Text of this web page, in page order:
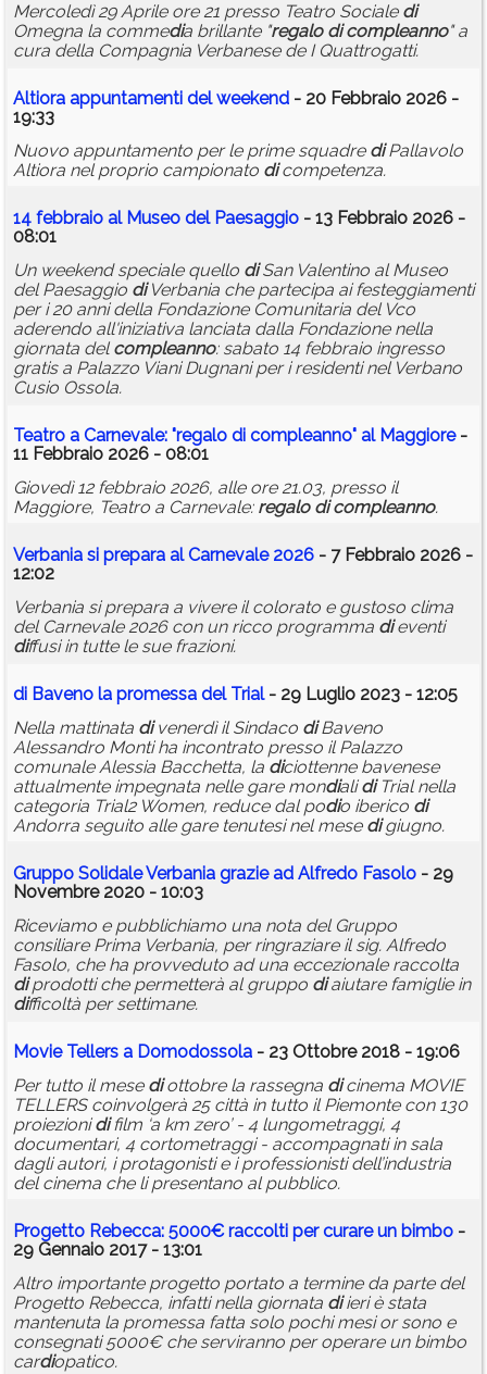
Mercoledì 29 Aprile ore 21 presso Teatro Sociale di
Omegna la commedia brillante "regalo di compleanno" a
cura della Compagnia Verbanese de I Quattrogatti.
Altiora appuntamenti del weekend - 20 Febbraio 2026 -
19:33
Nuovo appuntamento per le prime squadre diPallavolo
Altiora nel proprio campionato dicompetenza.
14 febbraio al Museo del Paesaggio - 13 Febbraio 2026 -
08:01
Un weekend speciale quello diSan Valentino al Museo
del Paesaggio diVerbania che partecipa ai festeggiamenti
per i 20 anni della Fondazione Comunitaria del Vco
aderendo all'iniziativa lanciata dalla Fondazione nella
giornata delcompleanno: sabato 14 febbraio ingresso
gratis a Palazzo Viani Dugnani per i residenti nel Verbano
Cusio Ossola.
Teatro a Carnevale: "regalo di compleanno" al Maggiore-
11 Febbraio 2026 - 08:01
Giovedì 12 febbraio 2026, alle ore 21.03, presso il
Maggiore, Teatro a Carnevale: regalo di compleanno.
Verbania si prepara al Carnevale 2026 - 7 Febbraio 2026 -
12:02
Verbania si prepara a vivere il colorato e gustoso clima
del Carnevale 2026 con un ricco programma dieventi
diffusi in tutte le sue frazioni.
di Baveno la promessa del Trial- 29 Luglio 2023 - 12:05
Nella mattinata divenerdì il Sindaco diBaveno
Alessandro Monti ha incontrato presso il Palazzo
comunale Alessia Bacchetta, la diciottenne bavenese
attualmente impegnata nelle gare mondialidiTrial nella
categoria Trial2 Women, reduce dal podio iberico di
Andorra seguito alle gare tenutesi nel mese digiugno.
Gruppo Solidale Verbania grazie ad Alfredo Fasolo - 29
Novembre 2020 - 10:03
Riceviamo e pubblichiamo una nota del Gruppo
consiliare Prima Verbania, per ringraziare il sig. Alfredo
Fasolo, che ha provveduto ad una eccezionale raccolta
diprodotti che permetterà al gruppo diaiutare famiglie in
difficoltà per settimane.
Movie Tellers a Domodossola - 23 Ottobre 2018 - 19:06
Per tutto il mese diottobre la rassegna dicinema MOVIE
TELLERS coinvolgerà 25 città in tutto il Piemonte con 130
proiezionidifilm ‘a km zero’ - 4 lungometraggi, 4
documentari, 4 cortometraggi - accompagnati in sala
dagli autori, i protagonisti e i professionisti dell’industria
del cinema che li presentano al pubblico.
Progetto Rebecca: 5000€ raccolti per curare un bimbo -
29 Gennaio 2017 - 13:01
Altro importante progetto portato a termine da parte del
Progetto Rebecca, infatti nella giornata diieri è stata
mantenuta la promessa fatta solo pochi mesi or sono e
consegnati 5000€ che serviranno per operare un bimbo
cardiopatico.